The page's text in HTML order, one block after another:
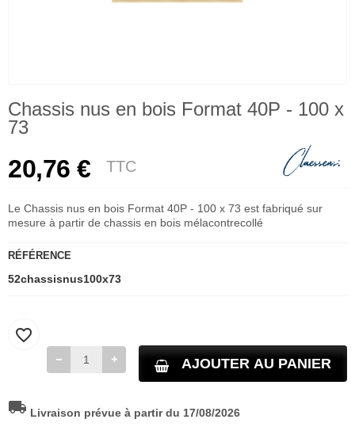
Chassis nus en bois Format 40P - 100 x
73
20,76 € TTC
Le Chassis nus en bois Format 40P - 100 x 73 est fabriqué sur
mesure à partir de chassis en bois mélacontrecollé
RÉFÉRENCE
52chassisnus100x73
AJOUTER AU PANIER
favorite_border
local_shipping Livraison prévue à partir du 17/08/2026